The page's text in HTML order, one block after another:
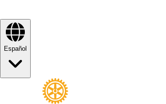
Español